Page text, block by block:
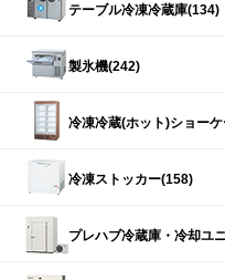
テーブル冷凍冷蔵庫(134)
製氷機(242)
冷凍冷蔵(ホット)ショー
冷凍ストッカー(158)
プレハブ冷蔵庫・冷却ユ